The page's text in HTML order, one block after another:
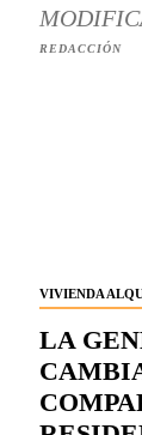
REDACCIÓN
VIVIENDA
LA